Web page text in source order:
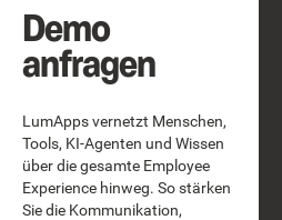
Demo
anfragen
LumApps vernetzt Menschen,
Tools, KI-Agenten und Wissen
über die gesamte Employee
Experience hinweg. So stärken
Sie die Kommunikation,